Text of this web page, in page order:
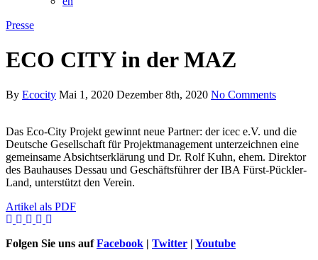
Presse
ECO CITY in der MAZ
By Ecocity Mai 1, 2020 Dezember 8th, 2020 No Comments
Das Eco-City Projekt gewinnt neue Partner: der icec e.V. und die
Deutsche Gesellschaft für Projektmanagement unterzeichnen eine
gemeinsame Absichtserklärung und Dr. Rolf Kuhn, ehem. Direktor
des Bauhauses Dessau und Geschäftsführer der IBA Fürst-Pückler-
Land, unterstützt den Verein.
Artikel als PDF
Folgen Sie uns aufFacebook | Twitter | Youtube